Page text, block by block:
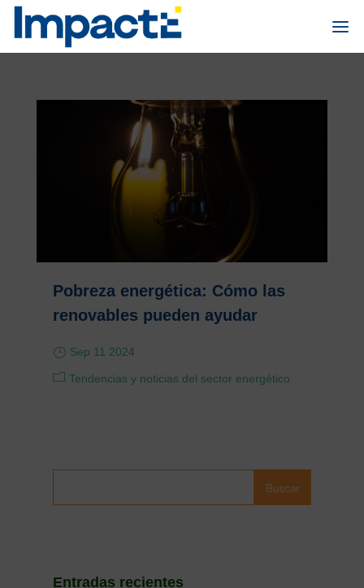
Pobreza energética: Cómo las
renovables pueden ayudar
Sep 11 2024
Tendencias y noticias del sector energético
Buscar
Entradas recientes